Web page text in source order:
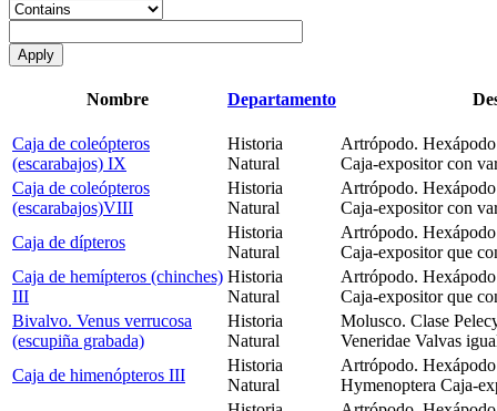
Nombre Departamento
Caja de coleópteros
(escarabajos) IX
Historia
Natural
Artrópodo.
Caja-expositor con
Caja de coleópteros
(escarabajos)VIII
Historia
Natural
Artrópodo.
Caja-expositor con
Caja de dípteros
Historia
Natural
Artrópodo.
Caja-expositor que
Caja de hemípteros (chinches)
III
Historia
Natural
Artrópodo.
Caja-expositor que
Bivalvo. Venus verrucosa
(escupiña grabada)
Historia
Natural
Molusco. Clase
Veneridae Valvas
Caja de himenópteros III
Historia
Natural
Artrópodo.
Hymenoptera Caja-